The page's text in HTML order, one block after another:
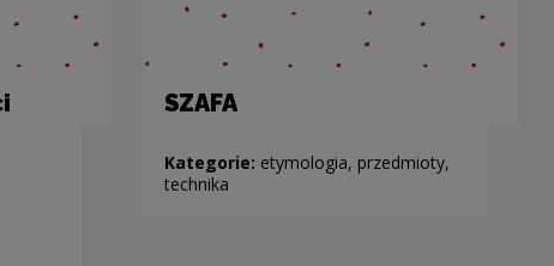
SZAFA
Kategorie: etymologia, przedmioty,
technika